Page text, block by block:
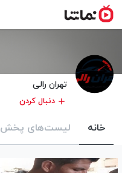
تهران رالی
دنبال کردن
خانه لیست‌های پخش